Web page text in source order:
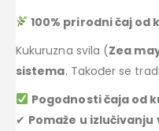
100% prirodni čaj
Kukuruzna svila (Zea
sistema. Također se
Pogodnosti čaja od
✔ Pomaže u